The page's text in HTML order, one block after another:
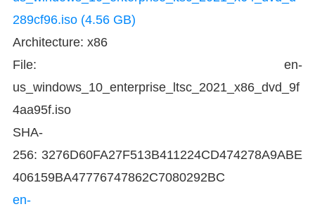
289cf96.iso (4.56 GB)
Architecture: x86
File: en-
us_windows_10_enterprise_ltsc_2021_x86_dvd_9f
4aa95f.iso
SHA-
256: 3276D60FA27F513B411224CD474278A9ABE
406159BA47776747862C7080292BC
en-